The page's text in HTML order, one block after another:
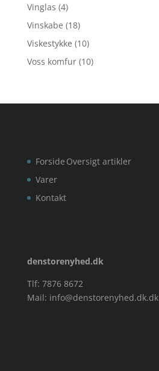
Vinglas (4)
Vinskabe (18)
Viskestykke (10)
Voss komfur (10)
Forside
Varer
Kontakt
Oversigt artikler
denstorenyhed.dk
Tlf: 7876 8672
Mail: info@denstorenyhed.dk.dk